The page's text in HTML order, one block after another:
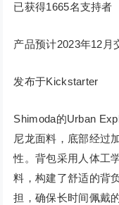
已获得1665名支持者
产品预计2023年12月
发布于Kickstarter
Shimoda的Urban
尼龙面料，底部经过
性。背包采用人体工
料，构建了舒适的背
担，确保长时间佩戴